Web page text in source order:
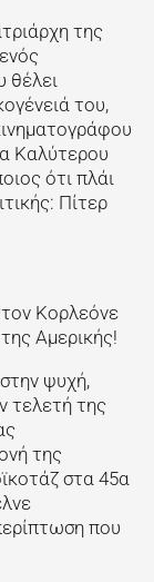
της
θέλει
του,
Καλύτερου
ότι πλάι
Πίτερ
Κορλεόνε
Αμερικής!
ψυχή,
τελετή της
της
στα 45α
που